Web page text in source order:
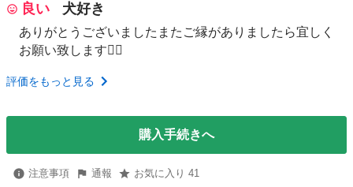
良い 犬好き
ありがとうございましたまたご縁がありましたら宜しく
お願い致します🙇‍♀️
評価をもっと見る
購入手続きへ
注意事項 通報 お気に入り 41